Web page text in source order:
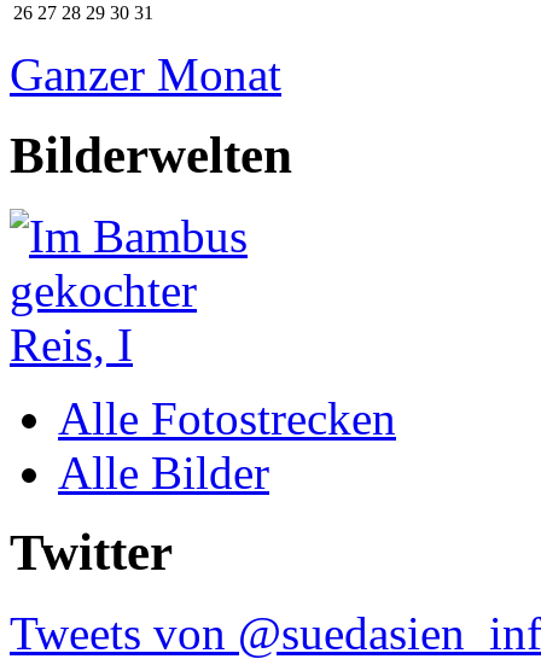
26 27 28 29 30 31
Ganzer Monat
Bilderwelten
Alle Fotostrecken
Alle Bilder
Twitter
Tweets von